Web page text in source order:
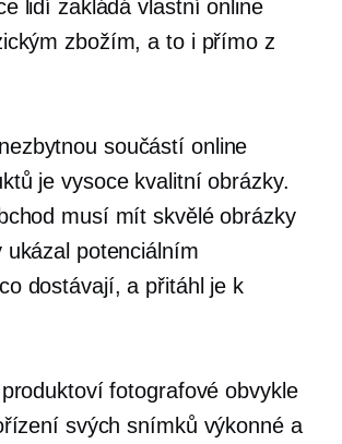
lidí zakládá vlastní online
zbožím, a to i přímo z
součástí online
je vysoce kvalitníobrázky.
musí mít skvělé obrázky
ukázal potenciálním
dostávají, a přitáhl je k
fotografové obvykle
svých snímků výkonné a